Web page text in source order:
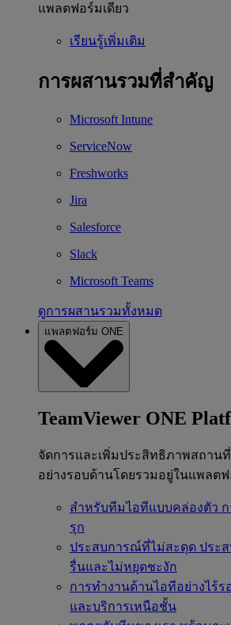
แพลตฟอร์มเดียว
เรียนรู้เพิ่มเติม
การผสานรวมที่สำคัญ
Microsoft Intune
ServiceNow
Freshworks
Jira
Salesforce
Slack
Microsoft Teams
ดูการผสานรวมทั้งหมด
แพลตฟอร์ม ONE
TeamViewer ONE
จัดการและเพิ่มประสิทธิภาพสถา
อย่างรอบด้านโดยรวมอยู่ในแพลตฟ
สำหรับทีมไอทีแบบคล่องตัว
รุก
ประสบการณ์ที่ไม่สะดุด ประ
รื่นและไม่หยุดชะงัก
การทำงานด้านไอทีอย่างไร้ร
และบริการเหนือชั้น